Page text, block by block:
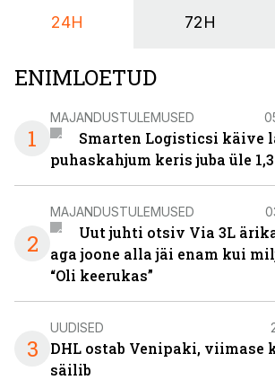
24H 72H
ENIMLOETUD
1
MAJANDUSTULEMUSED
Smarten Logisticsi käive
puhaskahjum keris juba üle
2
MAJANDUSTULEMUSED
Uut juhti otsiv Via 3L
aga joone alla jäi enam kui
“Oli keerukas”
3
UUDISED
DHL ostab Venipaki, viimase
säilib